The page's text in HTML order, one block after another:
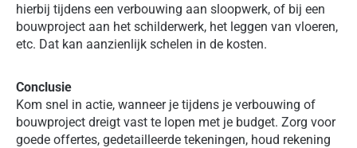
hierbij tijdens een verbouwing aan sloopwerk, of bij een
bouwproject aan het schilderwerk, het leggen van vloeren,
etc. Dat kan aanzienlijk schelen in de kosten.
Conclusie
Kom snel in actie, wanneer je tijdens je verbouwing of
bouwproject dreigt vast te lopen met je budget. Zorg voor
goede offertes, gedetailleerde tekeningen, houd rekening